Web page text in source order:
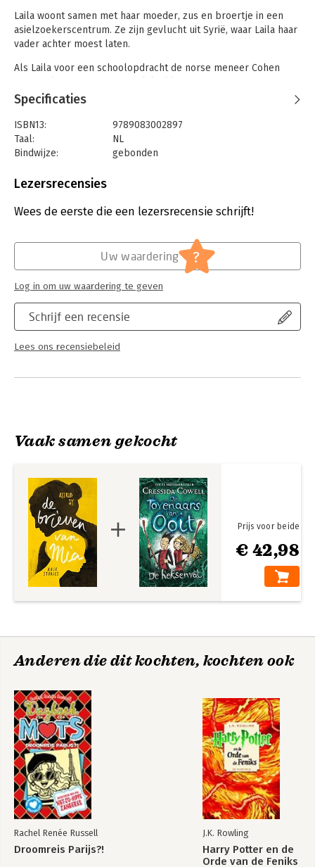
Laila woont samen met haar moeder, zus en broertje in een
asielzoekerscentrum. Ze zijn gevlucht uit Syrië, waar Laila haar
vader achter moest laten.
Als Laila voor een schoolopdracht de norse meneer Cohen
helemaal geen zin in. Maar bij het opruimen van zijn stoffige
zolder vindt ze een mysterieuze trommel vol met oude
brieven. Laila begint nieuwsgierig te lezen en raakt helemaal in
de ban van de Joodse Mia, die dapper in verzet komt tegen de
nazi’s. Laila raakt vastbesloten te achterhalen wat er met Mia is
aan een spannende zoektocht.
Specificaties
ISBN13:
9789083002897
Taal:
NL
Bindwijze:
gebonden
Uitgever:
Verschijningsdatum:
28-5-2020
Lezersrecensies
Wees de eerste die een lezersrecensie schrijft!
Schrijf een recensie
Lees ons recensiebeleid
Uw waardering ?
Log in om uw waardering te geven
Vaak samen gekocht
€ 42,98
Prijs voor beide
Anderen die dit kochten, kochten ook
Rachel Renée Russell
Droomreis Parijs?!
J.K. Rowling
Harry Potter en de
Orde van de Feniks